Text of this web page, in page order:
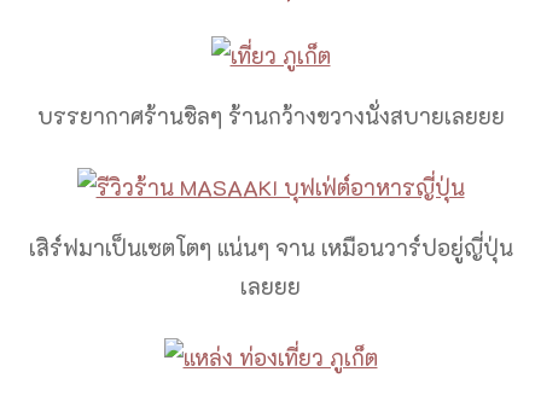
บรรยากาศร้านชิลๆ ร้านกว้างขวางนั่งสบายเลยยย
เสิร์ฟมาเป็นเซตโตๆ แน่นๆ จาน เหมือนวาร์ปอยู่ญี่ปุ่น
เลยยย